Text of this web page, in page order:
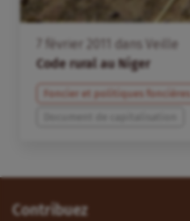
février dans
Veille
Code rural au Niger
Foncier et politiques foncières
Contribuez